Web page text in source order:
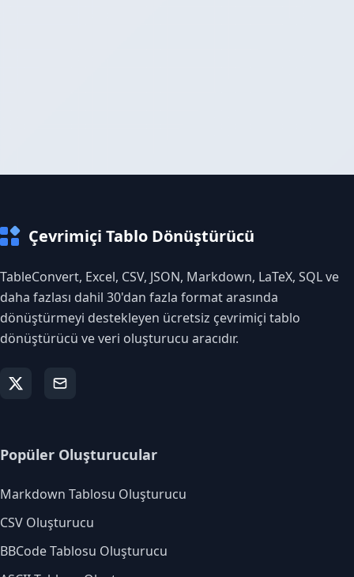
Çevrimiçi Tablo Dönüştürücü
TableConvert, Excel, CSV, JSON, Markdown, LaTeX, SQL ve
daha fazlası dahil 30'dan fazla format arasında
dönüştürmeyi destekleyen ücretsiz çevrimiçi tablo
dönüştürücü ve veri oluşturucu aracıdır.
Popüler Oluşturucular
Markdown Tablosu Oluşturucu
CSV Oluşturucu
BBCode Tablosu Oluşturucu